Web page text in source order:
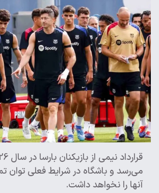
می‌رسد و باشگاه ‌در شرایط فعلی توان
آنها را نخواهد داشت. ‌